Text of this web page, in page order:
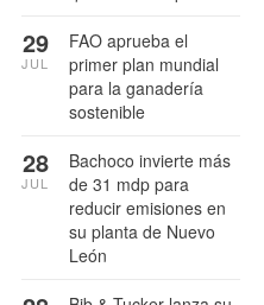
FAO aprueba el
primer plan mundial
para la ganadería
sostenible
29
JUL
Bachoco invierte más
de 31 mdp para
reducir emisiones en
su planta de Nuevo
León
28
JUL